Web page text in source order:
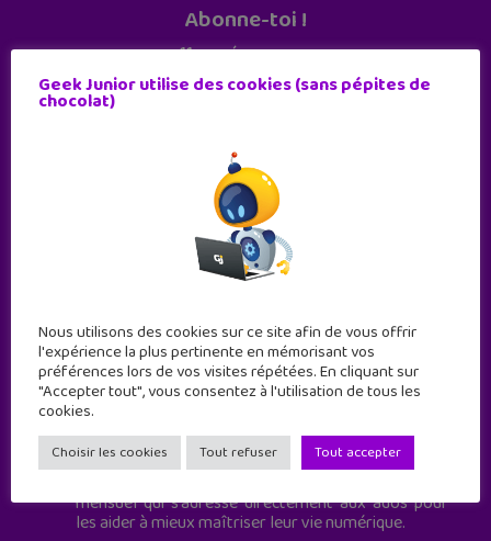
Abonne-toi !
11 numéros par an
Geek Junior est le premier site de culture numérique
à destination des adolescents.
mensuel qui s’adresse directement aux ados pour
les aider à mieux maîtriser leur vie numérique.
Geek Junior utilise des cookies (sans pépites de
chocolat)
Nous utilisons des cookies sur ce site afin de vous offrir
l'expérience la plus pertinente en mémorisant vos
préférences lors de vos visites répétées. En cliquant sur
"Accepter tout", vous consentez à l'utilisation de tous les
cookies.
Choisir les cookies Tout refuser Tout accepter